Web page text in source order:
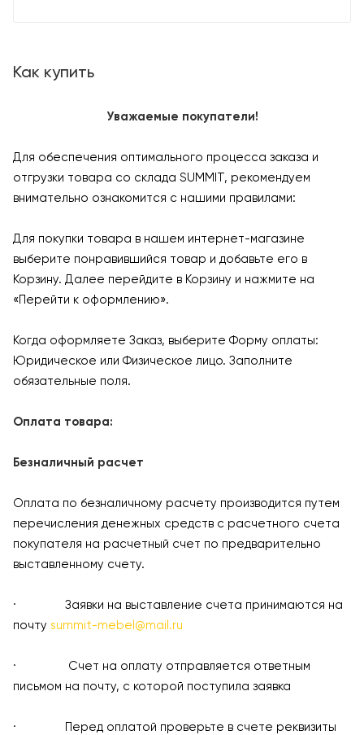
Как купить
Уважаемые покупатели!
Для обеспечения оптимального процесса заказа и
отгрузки товара со склада SUMMIT, рекомендуем
внимательно ознакомится с нашими правилами:
Для покупки товара в нашем интернет-магазине
выберите понравившийся товар и добавьте его в
Корзину. Далее перейдите в Корзину и нажмите на
«Перейти к оформлению».
Когда оформляете Заказ, выберите Форму оплаты:
Юридическое или Физическое лицо. Заполните
обязательные поля.
Оплата товара:
Безналичный расчет
Оплата по безналичному расчету производится путем
перечисления денежных средств с расчетного счета
покупателя на расчетный счет по предварительно
выставленному счету.
· Заявки на выставление счета принимаются на
почту summit-mebel@mail.ru
· Счет на оплату отправляется ответным
письмом на почту, с которой поступила заявка
· Перед оплатой проверьте в счете реквизиты